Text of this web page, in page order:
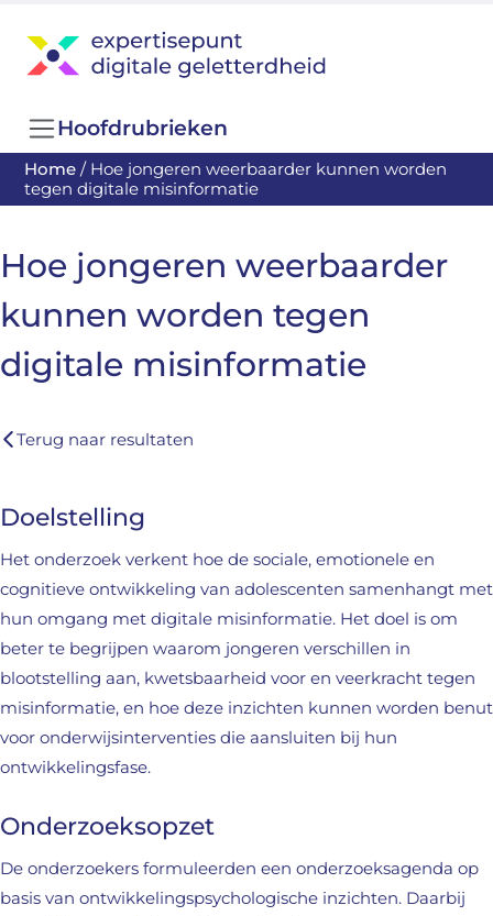
Hoofdrubrieken
Home / Hoe jongeren weerbaarder kunnen worden
tegen digitale misinformatie
Hoe jongeren weerbaarder
kunnen worden tegen
digitale misinformatie
Terug naar resultaten
Doelstelling
Het onderzoek verkent hoe de sociale, emotionele en
cognitieve ontwikkeling van adolescenten samenhangt met
hun omgang met digitale misinformatie. Het doel is om
beter te begrijpen waarom jongeren verschillen in
blootstelling aan, kwetsbaarheid voor en veerkracht tegen
misinformatie, en hoe deze inzichten kunnen worden benut
voor onderwijsinterventies die aansluiten bij hun
ontwikkelingsfase.
Onderzoeksopzet
De onderzoekers formuleerden een onderzoeksagenda op
basis van ontwikkelingspsychologische inzichten. Daarbij